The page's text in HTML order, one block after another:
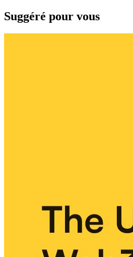
Suggéré pour vous